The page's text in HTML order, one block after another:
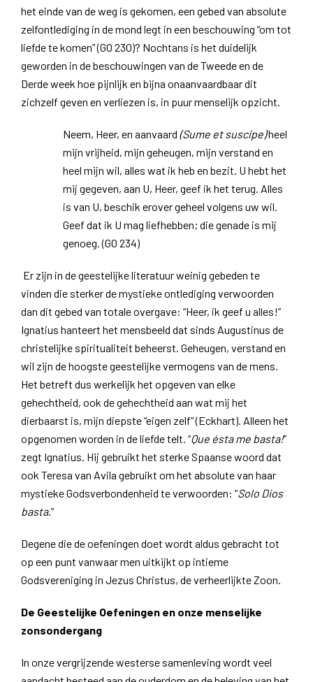
het einde van de weg is gekomen, een gebed van absolute
zelfontlediging in de mond legt in een beschouwing “om tot
liefde te komen” (GO 230)? Nochtans is het duidelijk
geworden in de beschouwingen van de Tweede en de
Derde week hoe pijnlijk en bijna onaanvaardbaar dit
zichzelf geven en verliezen is, in puur menselijk opzicht.
Neem, Heer, en aanvaard (Sume et suscipe)heel
mijn vrijheid, mijn geheugen, mijn verstand en
heel mijn wil, alles wat ik heb en bezit. U hebt het
mij gegeven, aan U, Heer, geef ik het terug. Alles
is van U, beschik erover geheel volgens uw wil.
Geef dat ik U mag liefhebben; die genade is mij
genoeg. (GO 234)
Er zijn in de geestelijke literatuur weinig gebeden te
vinden die sterker de mystieke ontlediging verwoorden
dan dit gebed van totale overgave: “Heer, ik geef u alles!”
Ignatius hanteert het mensbeeld dat sinds Augustinus de
christelijke spiritualiteit beheerst. Geheugen, verstand en
wil zijn de hoogste geestelijke vermogens van de mens.
Het betreft dus werkelijk het opgeven van elke
gehechtheid, ook de gehechtheid aan wat mij het
dierbaarst is, mijn diepste “eigen zelf” (Eckhart). Alleen het
opgenomen worden in de liefde telt. “Que ésta me basta!”
zegt Ignatius. Hij gebruikt het sterke Spaanse woord dat
ook Teresa van Avila gebruikt om het absolute van haar
mystieke Godsverbondenheid te verwoorden: “Solo Dios
basta.”
Degene die de oefeningen doet wordt aldus gebracht tot
op een punt vanwaar men uitkijkt op intieme
Godsvereniging in Jezus Christus, de verheerlijkte Zoon.
De Geestelijke Oefeningen en onze menselijke
zonsondergang
In onze vergrijzende westerse samenleving wordt veel